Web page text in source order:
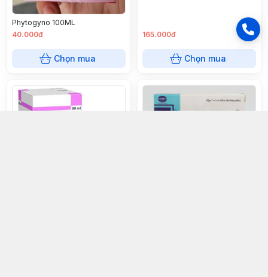
Phytogyno 100ML
40.000đ
Chọn mua
165.000đ
Chọn mua